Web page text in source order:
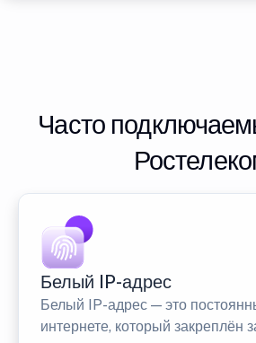
Часто
Белый IP-адрес
Белый IP-адрес — это
интернете, который закреплён